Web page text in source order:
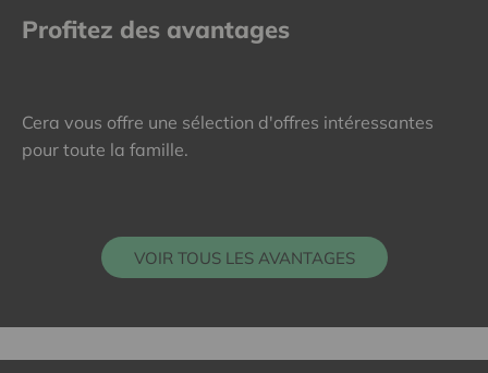
Profitez des avantages
Cera vous offre une sélection d'offres intéressantes
pour toute la famille.
VOIR TOUS LES AVANTAGES